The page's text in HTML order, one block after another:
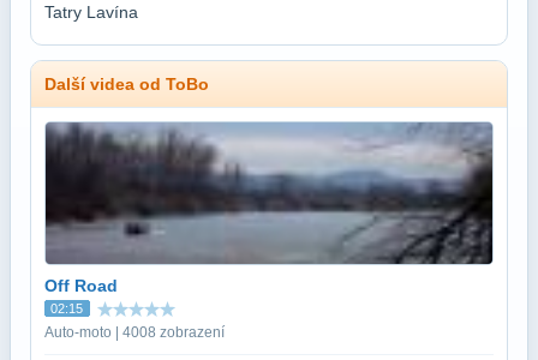
Tatry Lavína
Další videa od ToBo
Off Road
02:15
Auto-moto | 4008 zobrazení